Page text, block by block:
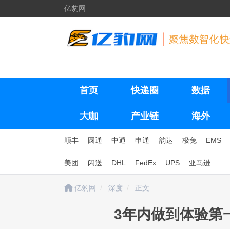
亿豹网
首页 快递圈 数据
大咖 产业链 海外
顺丰 圆通 中通 申通 韵达 极兔 EMS
美团 闪送 DHL FedEx UPS 亚马逊
亿豹网 深度 正文
3年内做到体验第